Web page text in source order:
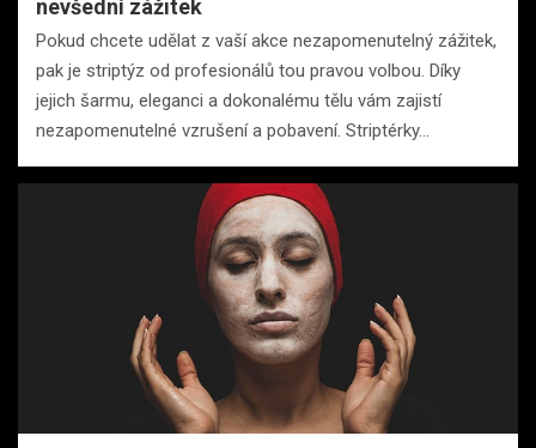
nevšední zážitek
Pokud chcete udělat z vaší akce nezapomenutelný zážitek,
pak je striptýz od profesionálů tou pravou volbou. Díky
jejich šarmu, eleganci a dokonalému tělu vám zajistí
nezapomenutelné vzrušení a pobavení. Striptérky…